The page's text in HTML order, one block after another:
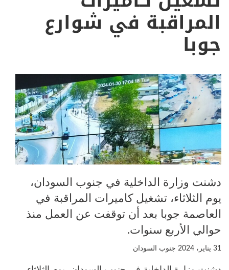
المراقبة في شوارع
جوبا
دشنت وزارة الداخلية في جنوب السودان،
يوم الثلاثاء، تشغيل كاميرات المراقبة في
العاصمة جوبا بعد أن توقفت عن العمل منذ
حوالي الأربع سنوات.
31 يناير، 2024 جنوب السودان